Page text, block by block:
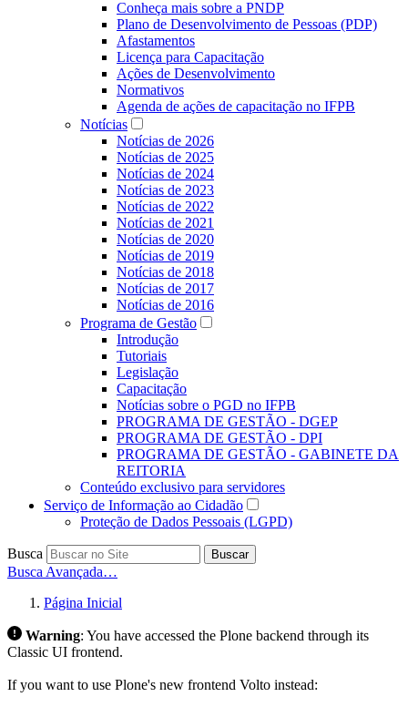
Conheça mais sobre a PNDP
Plano de Desenvolvimento de Pessoas (PDP)
Afastamentos
Licença para Capacitação
Ações de Desenvolvimento
Normativos
Agenda de ações de capacitação no IFPB
Notícias
Notícias de 2026
Notícias de 2025
Notícias de 2024
Notícias de 2023
Notícias de 2022
Notícias de 2021
Notícias de 2020
Notícias de 2019
Notícias de 2018
Notícias de 2017
Notícias de 2016
Programa de Gestão
Introdução
Tutoriais
Legislação
Capacitação
Notícias sobre o PGD no IFPB
PROGRAMA DE GESTÃO - DGEP
PROGRAMA DE GESTÃO - DPI
PROGRAMA DE GESTÃO - GABINETE DA
REITORIA
Conteúdo exclusivo para servidores
Serviço de Informação ao Cidadão
Proteção de Dados Pessoais (LGPD)
Busca Buscar
Busca Avançada…
Página Inicial
Warning: You have accessed the Plone backend through its
Classic UI frontend.
If you want to use Plone's new frontend Volto instead: